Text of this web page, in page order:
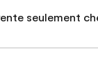
seulement